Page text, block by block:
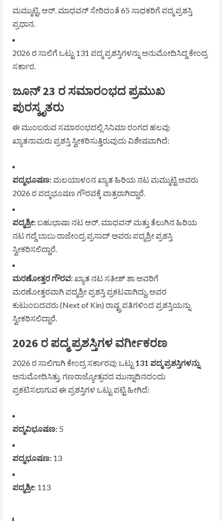
ಮಮ್ಮುಟ್ಟಿ, ಆರ್. ಮಾಧವನ್ ಸೇರಿದಂತೆ 65 ಸಾಧಕರಿಗೆ ಪದ್ಮ ಪ್ರಶಸ್ತಿ
ಪ್ರಧಾನ.
2026 ರ ಸಾಲಿಗೆ ಒಟ್ಟು 131 ಪದ್ಮ ಪ್ರಶಸ್ತಿಗಳನ್ನು ಅನುಮೋದಿಸಿದ್ದ ಕೇಂದ್ರ
ಸರ್ಕಾರ.
ಜೂನ್ 23 ರ ಸಮಾರಂಭದ ಪ್ರಮುಖ
ಪುರಸ್ಕೃತರು
ಈ ಮುಂಬರುವ ಸಮಾರಂಭದಲ್ಲಿ ಸಿನಿಮಾ ರಂಗದ ಹಲವು
ಖ್ಯಾತನಾಮರು ಪ್ರಶಸ್ತಿ ಸ್ವೀಕರಿಸುತ್ತಿರುವುದು ವಿಶೇಷವಾಗಿದೆ:
ಪದ್ಮಭೂಷಣ: ಮಲಯಾಳಂನ ಖ್ಯಾತ ಹಿರಿಯ ನಟ ಮಮ್ಮುಟ್ಟಿ ಅವರು
2026 ರ ಪದ್ಮಭೂಷಣ ಗೌರವಕ್ಕೆ ಪಾತ್ರರಾಗಿದ್ದಾರೆ.
ಪದ್ಮಶ್ರೀ:ಬಹುಭಾಷಾ ನಟ ಆರ್. ಮಾಧವನ್ ಮತ್ತು ತೆಲುಗಿನ ಹಿರಿಯ
ನಟ ಗದ್ದೆ ಬಾಬು ರಾಜೇಂದ್ರ ಪ್ರಸಾದ್ ಅವರು ಪದ್ಮಶ್ರೀ ಪ್ರಶಸ್ತಿ
ಸ್ವೀಕರಿಸಲಿದ್ದಾರೆ.
ಮರಣೋತ್ತರ ಗೌರವ:ಖ್ಯಾತ ನಟ ಸತೀಶ್ ಶಾ ಅವರಿಗೆ
ಮರಣೋತ್ತರವಾಗಿ ಪದ್ಮಶ್ರೀ ಪ್ರಶಸ್ತಿ ಪ್ರಕಟವಾಗಿದ್ದು, ಅವರ
ಕುಟುಂಬದವರು (Next of Kin) ರಾಷ್ಟ್ರಪತಿಗಳಿಂದ ಪ್ರಶಸ್ತಿಯನ್ನು
ಸ್ವೀಕರಿಸಲಿದ್ದಾರೆ.
2026 ರ ಪದ್ಮ ಪ್ರಶಸ್ತಿಗಳ ವರ್ಗೀಕರಣ
2026 ರ ಸಾಲಿಗಾಗಿ ಕೇಂದ್ರ ಸರ್ಕಾರವು ಒಟ್ಟು 131 ಪದ್ಮ ಪ್ರಶಸ್ತಿಗಳನ್ನು
ಅನುಮೋದಿಸಿತ್ತು. ಗಣರಾಜ್ಯೋತ್ಸವದ ಮುನ್ನಾದಿನದಂದು
ಪ್ರಕಟಿಸಲಾಗುವ ಈ ಪ್ರಶಸ್ತಿಗಳ ಒಟ್ಟು ಪಟ್ಟಿ ಹೀಗಿದೆ:
ಪದ್ಮವಿಭೂಷಣ: 5
ಪದ್ಮಭೂಷಣ: 13
ಪದ್ಮಶ್ರೀ: 113